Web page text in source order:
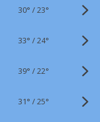
30° /23°
33° /24°
39° /22°
31° /25°